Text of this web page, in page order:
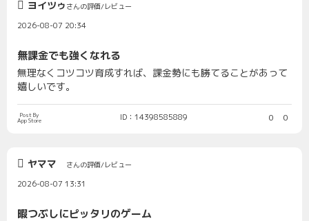
ヨイツゥ さんの評価/レビュー
2026-08-07 20:34
無課金でも強くなれる
無理なくコツコツ育成すれば、課金勢にも勝てることがあって
嬉しいです。
Post By
App Store ID：14398585889 0 0
ヤママ さんの評価/レビュー
2026-08-07 13:31
暇つぶしにピッタリのゲーム